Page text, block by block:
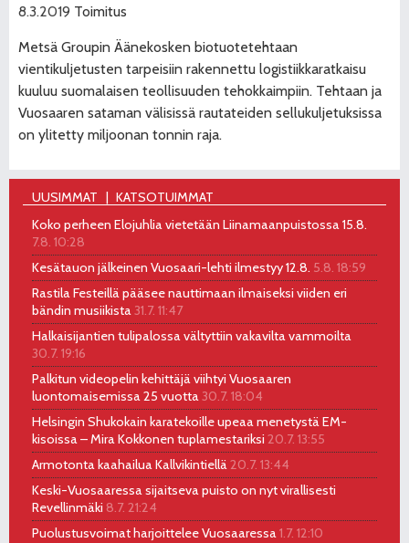
8.3.2019 Toimitus
Metsä Groupin Äänekosken biotuotetehtaan
vientikuljetusten tarpeisiin rakennettu logistiikkaratkaisu
kuuluu suomalaisen teollisuuden tehokkaimpiin. Tehtaan ja
Vuosaaren sataman välisissä rautateiden sellukuljetuksissa
on ylitetty miljoonan tonnin raja.
UUSIMMAT
KATSOTUIMMAT
Koko perheen Elojuhlia vietetään Liinamaanpuistossa 15.8.
7.8. 10:28
Kesätauon jälkeinen Vuosaari-lehti ilmestyy 12.8. 5.8. 18:59
Rastila Festeillä pääsee nauttimaan ilmaiseksi viiden eri
bändin musiikista31.7. 11:47
Halkaisijantien tulipalossa vältyttiin vakavilta vammoilta
30.7. 19:16
Palkitun videopelin kehittäjä viihtyi Vuosaaren
luontomaisemissa 25 vuotta30.7. 18:04
Helsingin Shukokain karatekoille upeaa menetystä EM-
kisoissa – Mira Kokkonen tuplamestariksi 20.7. 13:55
Armotonta kaahailua Kallvikintiellä20.7. 13:44
Keski-Vuosaaressa sijaitseva puisto on nyt virallisesti
Revellinmäki 8.7. 21:24
Puolustusvoimat harjoittelee Vuosaaressa1.7. 12:10